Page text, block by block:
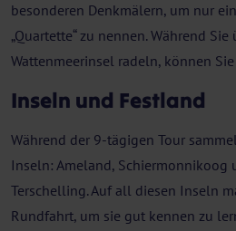
besonderen Denkmälern, um nur
„Quartette“ zu nennen. Während
Wattenmeerinsel radeln, können
Inseln und Festland
Während der 9-tägigen Tour
Inseln: Ameland, Schiermonnikoog
Terschelling. Auf all diesen Inseln
Rundfahrt, um sie gut kennen zu